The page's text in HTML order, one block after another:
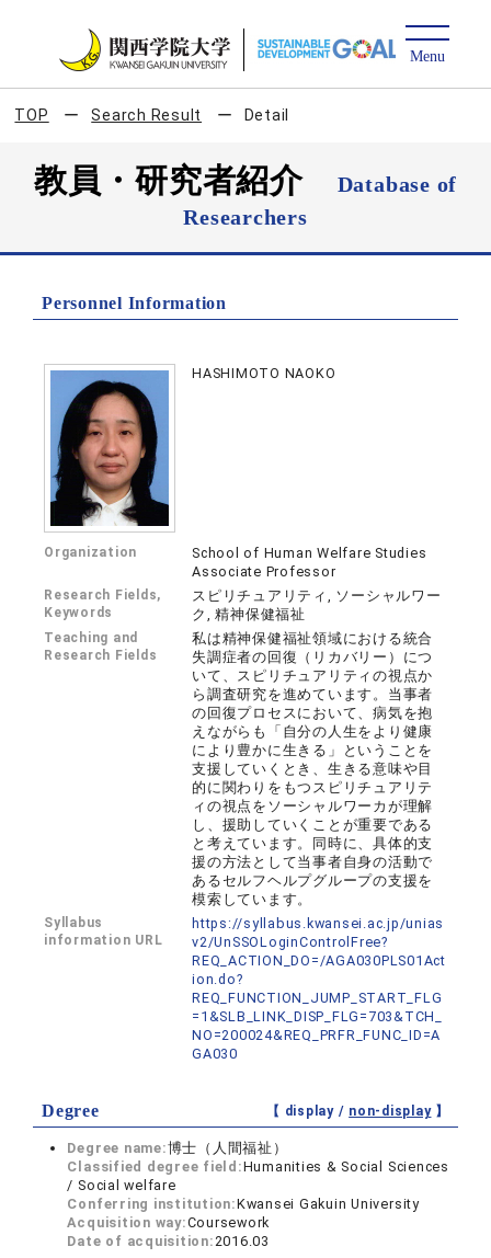
TOP Search Result Detail
教員・研究者紹介
Database of
Researchers
Personnel Information
HASHIMOTO NAOKO
Organization
School of Human Welfare Studies
Associate Professor
Research Fields,
Keywords
スピリチュアリティ, ソーシャルワー
ク, 精神保健福祉
Teaching and
Research Fields
私は精神保健福祉領域における統合
失調症者の回復（リカバリー）につ
いて、スピリチュアリティの視点か
ら調査研究を進めています。当事者
の回復プロセスにおいて、病気を抱
えながらも「自分の人生をより健康
により豊かに生きる」ということを
支援していくとき、生きる意味や目
的に関わりをもつスピリチュアリテ
ィの視点をソーシャルワーカが理解
し、援助していくことが重要である
と考えています。同時に、具体的支
援の方法として当事者自身の活動で
あるセルフヘルプグループの支援を
模索しています。
Syllabus
information URL
https://syllabus.kwansei.ac.jp/unias
v2/UnSSOLoginControlFree?
REQ_ACTION_DO=/AGA030PLS01Act
ion.do?
REQ_FUNCTION_JUMP_START_FLG
=1&SLB_LINK_DISP_FLG=703&TCH_
NO=200024&REQ_PRFR_FUNC_ID=A
GA030
Degree 【 display / non-display】
Degree name:博士（人間福祉）
Classified degree field:Humanities & Social Sciences
/ Social welfare
Conferring institution:Kwansei Gakuin University
Acquisition way:Coursework
Date of acquisition:2016.03